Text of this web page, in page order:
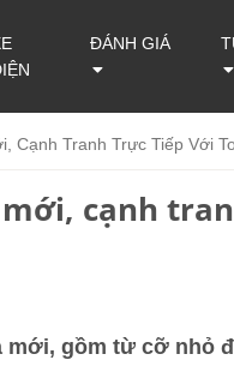
ĐÁNH GIÁ
Cạnh Tranh Trực Tiếp Với
cạnh
mới, gồm từ cỡ nhỏ